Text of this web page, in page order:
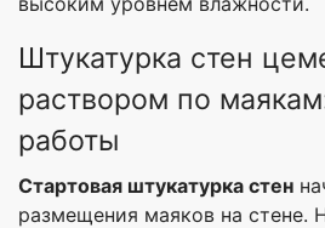
Штукатурка стен
раствором по
работы
Стартовая штукатурка стен
размещения маяков на стене.